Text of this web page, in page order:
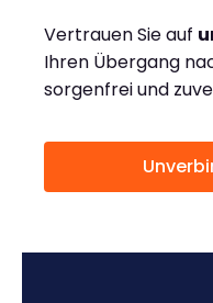
Vertrauen Sie auf
Ihren Übergang
sorgenfrei und